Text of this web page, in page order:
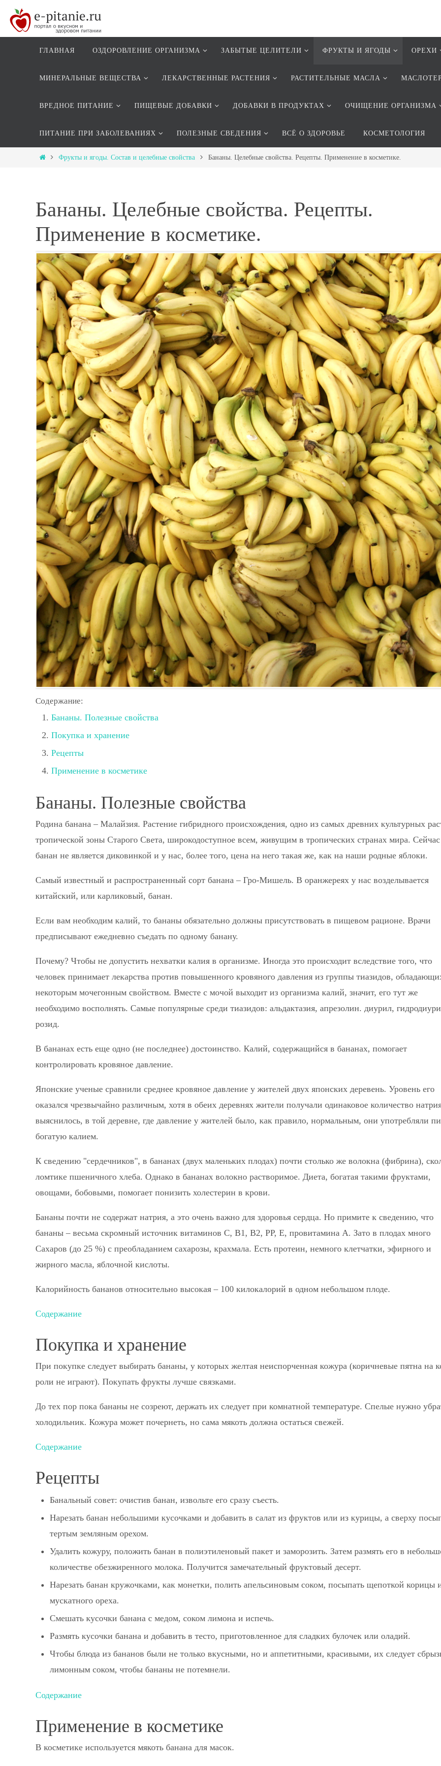
ГЛАВНАЯ ОЗДОРОВЛЕНИЕ ОРГАНИЗМА ЗАБЫТЫЕ ЦЕЛИТЕЛИ ФРУКТЫ И ЯГОДЫ ОРЕХИ
МИНЕРАЛЬНЫЕ ВЕЩЕСТВА ЛЕКАРСТВЕННЫЕ РАСТЕНИЯ РАСТИТЕЛЬНЫЕ МАСЛА
ВРЕДНОЕ ПИТАНИЕ ПИЩЕВЫЕ ДОБАВКИ ДОБАВКИ В ПРОДУКТАХ ОЧИЩЕНИЕ ОРГАНИЗМА
ПИТАНИЕ ПРИ ЗАБОЛЕВАНИЯХ ПОЛЕЗНЫЕ СВЕДЕНИЯ ВСЁ О ЗДОРОВЬЕ КОСМЕТОЛОГИЯ
Фрукты и ягоды. Состав и целебные свойства Бананы. Целебные свойства. Рецепты. Применение в косметике.
Бананы. Целебные свойства. Рецепты.
Применение в косметике.
Содержание:
Бананы. Полезные свойства
Покупка и хранение
Рецепты
Применение в косметике
Бананы. Полезные свойства
Родина банана – Малайзия. Растение гибридного происхождения, одно из самых древних культурных
тропической зоны Старого Света, широкодоступное всем, живущим в тропических странах мира. Сейчас
банан не является диковинкой и у нас, более того, цена на него такая же, как на наши родные яблоки.
Самый известный и распространенный сорт банана – Гро-Мишель. В оранжереях у нас возделывается
китайский, или карликовый, банан.
Если вам необходим калий, то бананы обязательно должны присутствовать в пищевом рационе. Врачи
предписывают ежедневно съедать по одному банану.
Почему? Чтобы не допустить нехватки калия в организме. Иногда это происходит вследствие того, что
человек принимает лекарства против повышенного кровяного давления из группы тиазидов,
некоторым мочегонным свойством. Вместе с мочой выходит из организма калий, значит, его тут же
необходимо восполнять. Самые популярные среди тиазидов: альдактазия, апрезолин. диурил,
розид.
В бананах есть еще одно (не последнее) достоинство. Калий, содержащийся в бананах, помогает
контролировать кровяное давление.
Японские ученые сравнили среднее кровяное давление у жителей двух японских деревень. Уровень его
оказался чрезвычайно различным, хотя в обеих деревнях жители получали одинаковое количество
выяснилось, в той деревне, где давление у жителей было, как правило, нормальным, они употребляли
богатую калием.
К сведению "сердечников", в бананах (двух маленьких плодах) почти столько же волокна (фибрина),
ломтике пшеничного хлеба. Однако в бананах волокно растворимое. Диета, богатая такими фруктами,
овощами, бобовыми, помогает понизить холестерин в крови.
Бананы почти не содержат натрия, а это очень важно для здоровья сердца. Но примите к сведению, что
бананы – весьма скромный источник витаминов С, B1, В2, РР, Е, провитамина А. Зато в плодах много
Сахаров (до 25 %) с преобладанием сахарозы, крахмала. Есть протеин, немного клетчатки, эфирного и
жирного масла, яблочной кислоты.
Калорийность бананов относительно высокая – 100 килокалорий в одном небольшом плоде.
Содержание
Покупка и хранение
При покупке следует выбирать бананы, у которых желтая неиспорченная кожура (коричневые пятна на
роли не играют). Покупать фрукты лучше связками.
До тех пор пока бананы не созреют, держать их следует при комнатной температуре. Спелые нужно
холодильник. Кожура может почернеть, но сама мякоть должна остаться свежей.
Содержание
Рецепты
Банальный совет: очистив банан, извольте его сразу съесть.
Нарезать банан небольшими кусочками и добавить в салат из фруктов или из курицы, а сверху
тертым земляным орехом.
Удалить кожуру, положить банан в полиэтиленовый пакет и заморозить. Затем размять его в
количестве обезжиренного молока. Получится замечательный фруктовый десерт.
Нарезать банан кружочками, как монетки, полить апельсиновым соком, посыпать щепоткой корицы
мускатного ореха.
Смешать кусочки банана с медом, соком лимона и испечь.
Размять кусочки банана и добавить в тесто, приготовленное для сладких булочек или оладий.
Чтобы блюда из бананов были не только вкусными, но и аппетитными, красивыми, их следует
лимонным соком, чтобы бананы не потемнели.
Содержание
Применение в косметике
В косметике используется мякоть банана для масок.